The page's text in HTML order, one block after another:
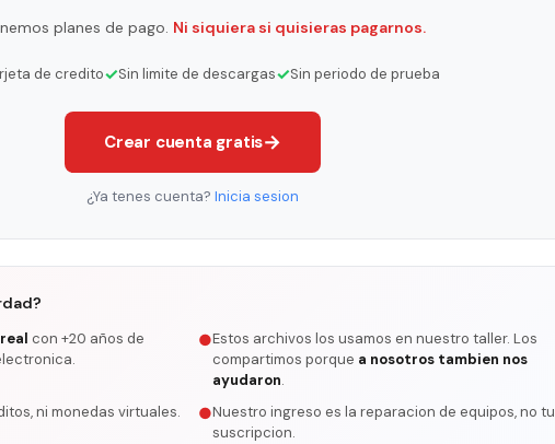
planes de pago. Ni siquiera si quisieras pagarnos.
de credito✓Sin limite de descargas✓Sin periodo de prueba
Crear cuenta gratis→
¿Ya tenes cuenta? Inicia sesion
con +20 años de
●Estos archivos los usamos en nuestro taller. Los
compartimos porque a nosotros tambien nos
ayudaron.
ni monedas virtuales.
●Nuestro ingreso es la reparacion de equipos, no tu
suscripcion.